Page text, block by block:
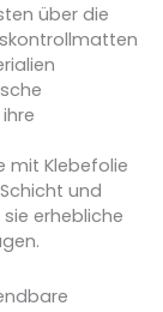
über die
mit Klebefolie
und
erhebliche